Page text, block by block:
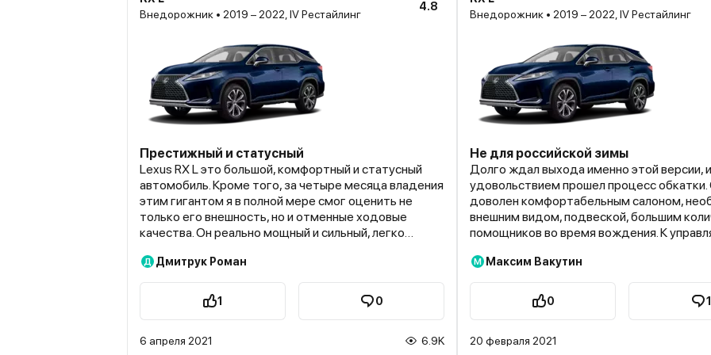
Внедорожник • 2019 – 2022, IV Рестайлинг
4.8
Престижный и статусный
Lexus RX L это большой, комфортный и статусный
автомобиль. Кроме того, за четыре месяца владения
этим гигантом я в полной мере смог оценить не
только его внешность, но и отменные ходовые
качества. Он реально мощный и сильный, легко
все неровности и вообще создан, в первую очередь,
для комфорта. В городе он прекрасно справится с
преодолением препятствий, но вот ждать от него
гонок по бездорожью всё же не стоит. Он
работает на отлично, показывает хорошую динамику
Д Дмитрук Роман
1 0
6 апреля 2021 6.9K
Внедорожник • 2019 – 2022, IV Рестайлинг
Не для российской зимы
Долго ждал выхода именно этой версии,
удовольствием прошел процесс обкатки.
доволен комфортабельным салоном,
внешним видом, подвеской, большим
помощников во время вождения. К
минус 6 стеклоочистители обледенели, а
стекла не хватило на их оттаивание из-за
расположения дворников ниже зоны
Пришлось ехать по трассе с минимальной
ни в чем себя не ограничивали. Позже
М Максим Вакутин
0 1
20 февраля 2021